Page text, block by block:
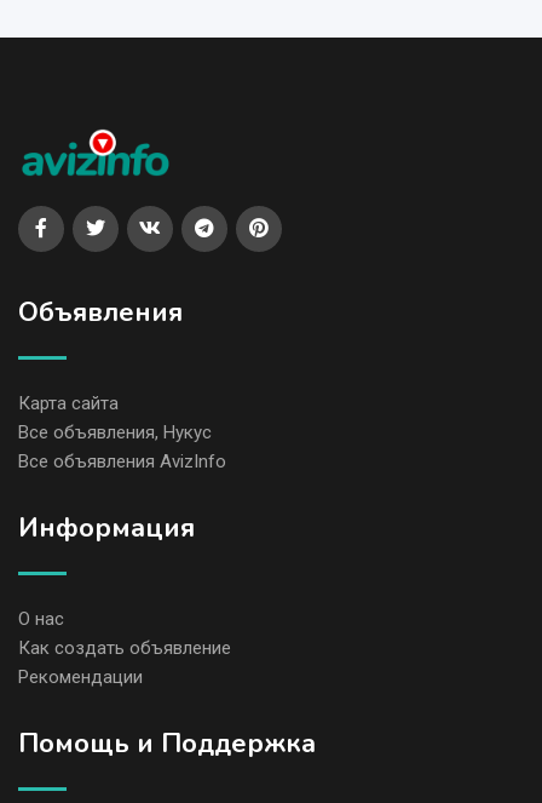
Объявления
Карта сайта
Все объявления, Нукус
Все объявления AvizInfo
Информация
О нас
Как создать объявление
Рекомендации
Помощь и Поддержка